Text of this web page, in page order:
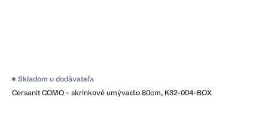
Cersanit COMO - skrinkové umývadlo 80cm, K32-004-BOX
Skladom u dodávateľa